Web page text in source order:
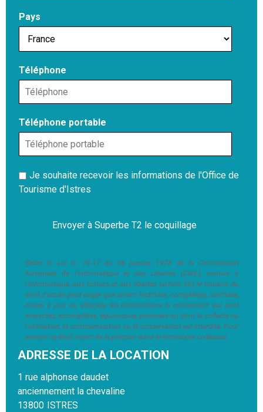
Pays
Téléphone
Téléphone portable
Je souhaite recevoir les informations de l'Office de
Tourisme d'Istres
Selon la Loi n° 78-17 du 06 janvier 1978 de la Commission
Nationale de l'Informatique et des Libertés (CNIL), relative à
l'informatique, aux fichiers et aux libertés (article 36), le titulaire du
droit d'accès peut exiger que soient rectifiées, complétées, clarifiées,
mises à jour ou effacées les informations le concernant qui sont
inexactes, incomplètes, équivoques, périmées ou dont la collecte ou
l'utilisation, la communication ou la conservation est interdite. Pour
exercer ce droit, merci de le préciser dans le formulaire ci-dessus.
ADRESSE DE LA LOCATION
1 rue alphonse daudet
anciennement la chevaline
13800 ISTRES